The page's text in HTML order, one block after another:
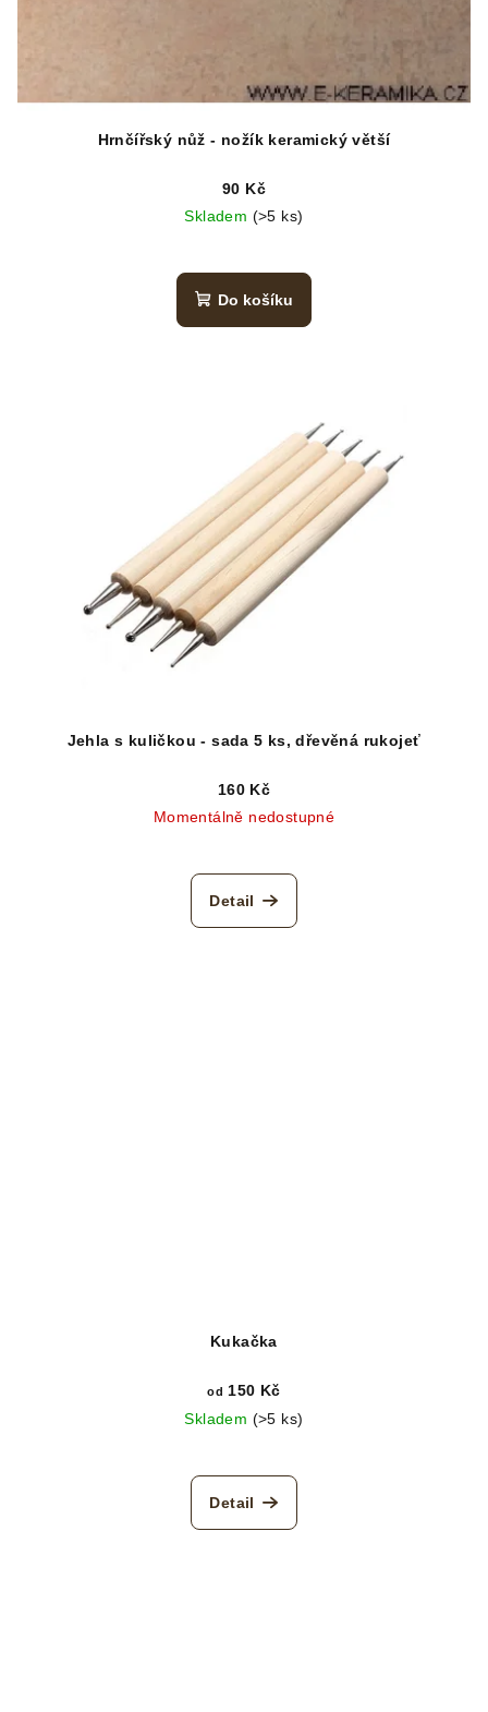
Hrnčířský nůž - nožík keramický větší
90 Kč
Skladem (>5 ks)
Do košíku
Jehla s kuličkou - sada 5 ks, dřevěná rukojeť
160 Kč
Momentálně nedostupné
Detail
Kukačka
od 150 Kč
Skladem (>5 ks)
Detail